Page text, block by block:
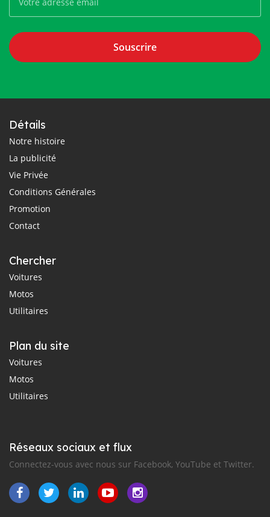
Souscrire
Détails
Notre histoire
La publicité
Vie Privée
Conditions Générales
Promotion
Contact
Chercher
Voitures
Motos
Utilitaires
Plan du site
Voitures
Motos
Utilitaires
Réseaux sociaux et flux
Connectez-vous avec nous sur Facebook, YouTube et Twitter.